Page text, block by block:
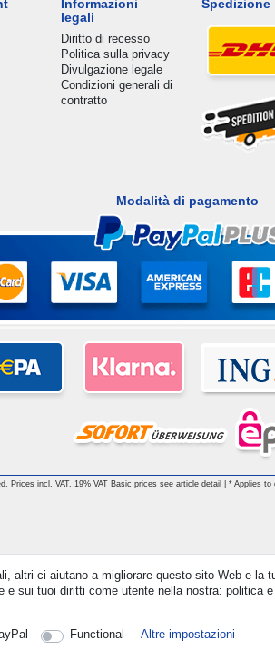
Informazioni
legali
Diritto di recesso
Politica sulla privacy
Divulgazione legale
Condizioni generali di
contratto
Spedizione
Modalità di pagamento
Prices incl. VAT. 19% VAT Basic prices see article detail | * Applies to
altri ci aiutano a migliorare questo sito Web e la
sui tuoi diritti come utente nella nostra: politica
Functional Altre impostazioni